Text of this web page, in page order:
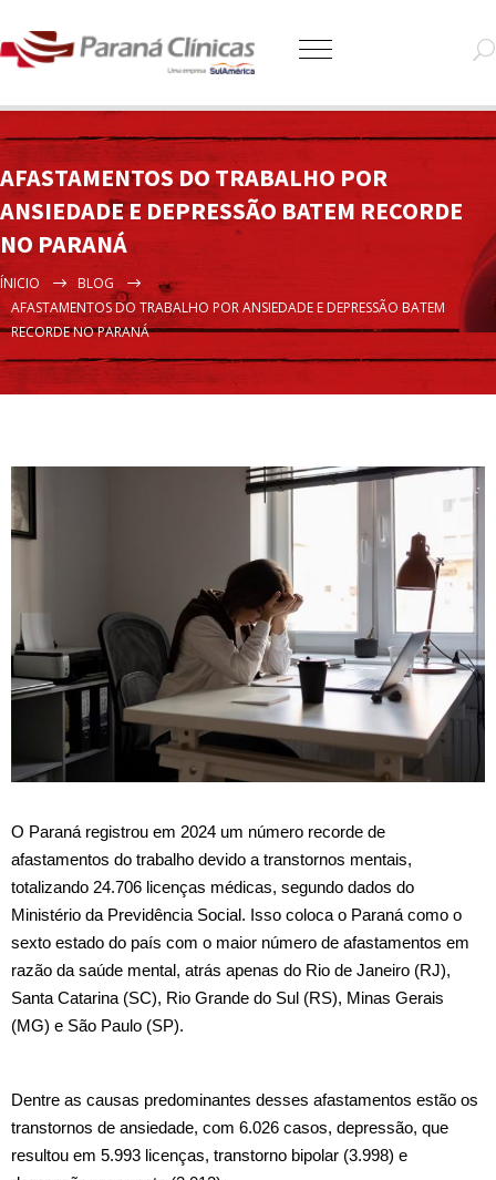
AFASTAMENTOS DO TRABALHO POR
ANSIEDADE E DEPRESSÃO BATEM RECORDE
NO PARANÁ
ÍNICIO
BLOG
AFASTAMENTOS DO TRABALHO POR ANSIEDADE E DEPRESSÃO BATEM
RECORDE NO PARANÁ
O Paraná registrou em 2024 um número recorde de
afastamentos do trabalho devido a transtornos mentais,
totalizando 24.706 licenças médicas, segundo dados do
Ministério da Previdência Social. Isso coloca o Paraná como o
sexto estado do país com o maior número de afastamentos em
razão da saúde mental, atrás apenas do Rio de Janeiro (RJ),
Santa Catarina (SC), Rio Grande do Sul (RS), Minas Gerais
(MG) e São Paulo (SP).
Dentre as causas predominantes desses afastamentos estão os
transtornos de ansiedade, com 6.026 casos, depressão, que
resultou em 5.993 licenças, transtorno bipolar (3.998) e